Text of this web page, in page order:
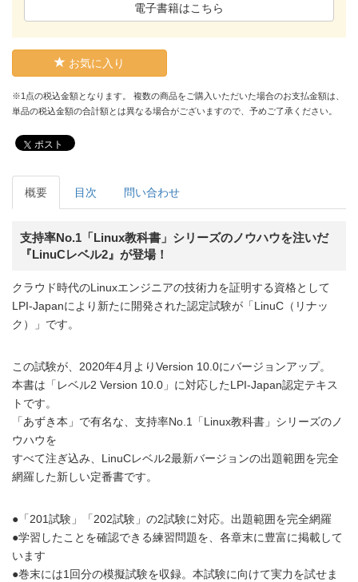
電子書籍はこちら
お気に入り
※1点の税込金額となります。 複数の商品をご購入いただいた場合のお支払金額は、
単品の税込金額の合計額とは異なる場合がございますので、予めご了承ください。
ポスト
概要 目次 問い合わせ
支持率No.1「Linux教科書」シリーズのノウハウを注いだ
『LinuCレベル2』が登場！
クラウド時代のLinuxエンジニアの技術力を証明する資格として
LPI-Japanにより新たに開発された認定試験が「LinuC（リナッ
ク）」です。
この試験が、2020年4月よりVersion 10.0にバージョンアップ。
本書は「レベル2 Version 10.0」に対応したLPI-Japan認定テキス
トです。
「あずき本」で有名な、支持率No.1「Linux教科書」シリーズのノ
ウハウを
すべて注ぎ込み、LinuCレベル2最新バージョンの出題範囲を完全
網羅した新しい定番書です。
●「201試験」「202試験」の2試験に対応。出題範囲を完全網羅
●学習したことを確認できる練習問題を、各章末に豊富に掲載して
います
●巻末には1回分の模擬試験を収録。本試験に向けて実力を試せま